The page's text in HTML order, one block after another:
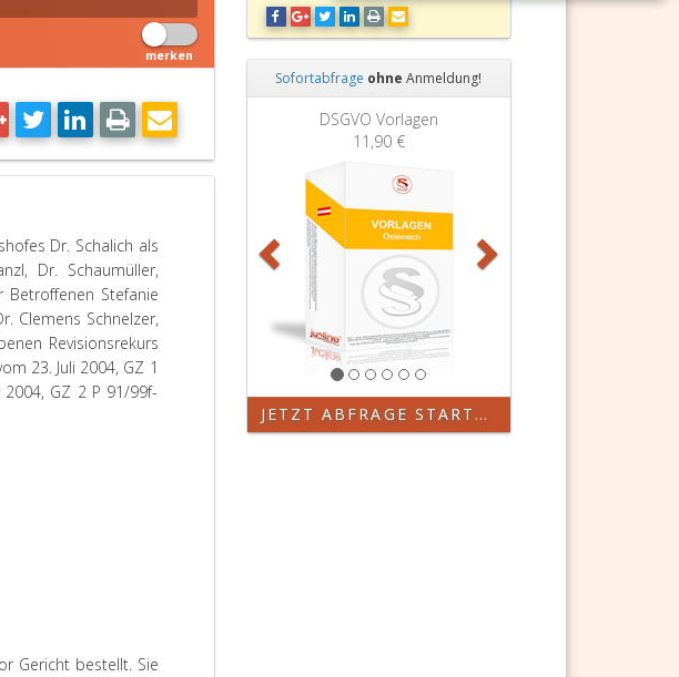
merken
Dr. Schalich als
Dr. Schaumüller,
Betroffenen Stefanie
Clemens Schnelzer,
Revisionsrekurs
23. Juli 2004, GZ 1
GZ 2 P 91/99f-
Gericht bestellt. Sie
Sofortabfrage ohne Anmeldung!
DSGVO Vorlagen
11,90 €
Grundbuchauszug
11,90 €
Zurück
JETZT ABFRAGE STARTEN